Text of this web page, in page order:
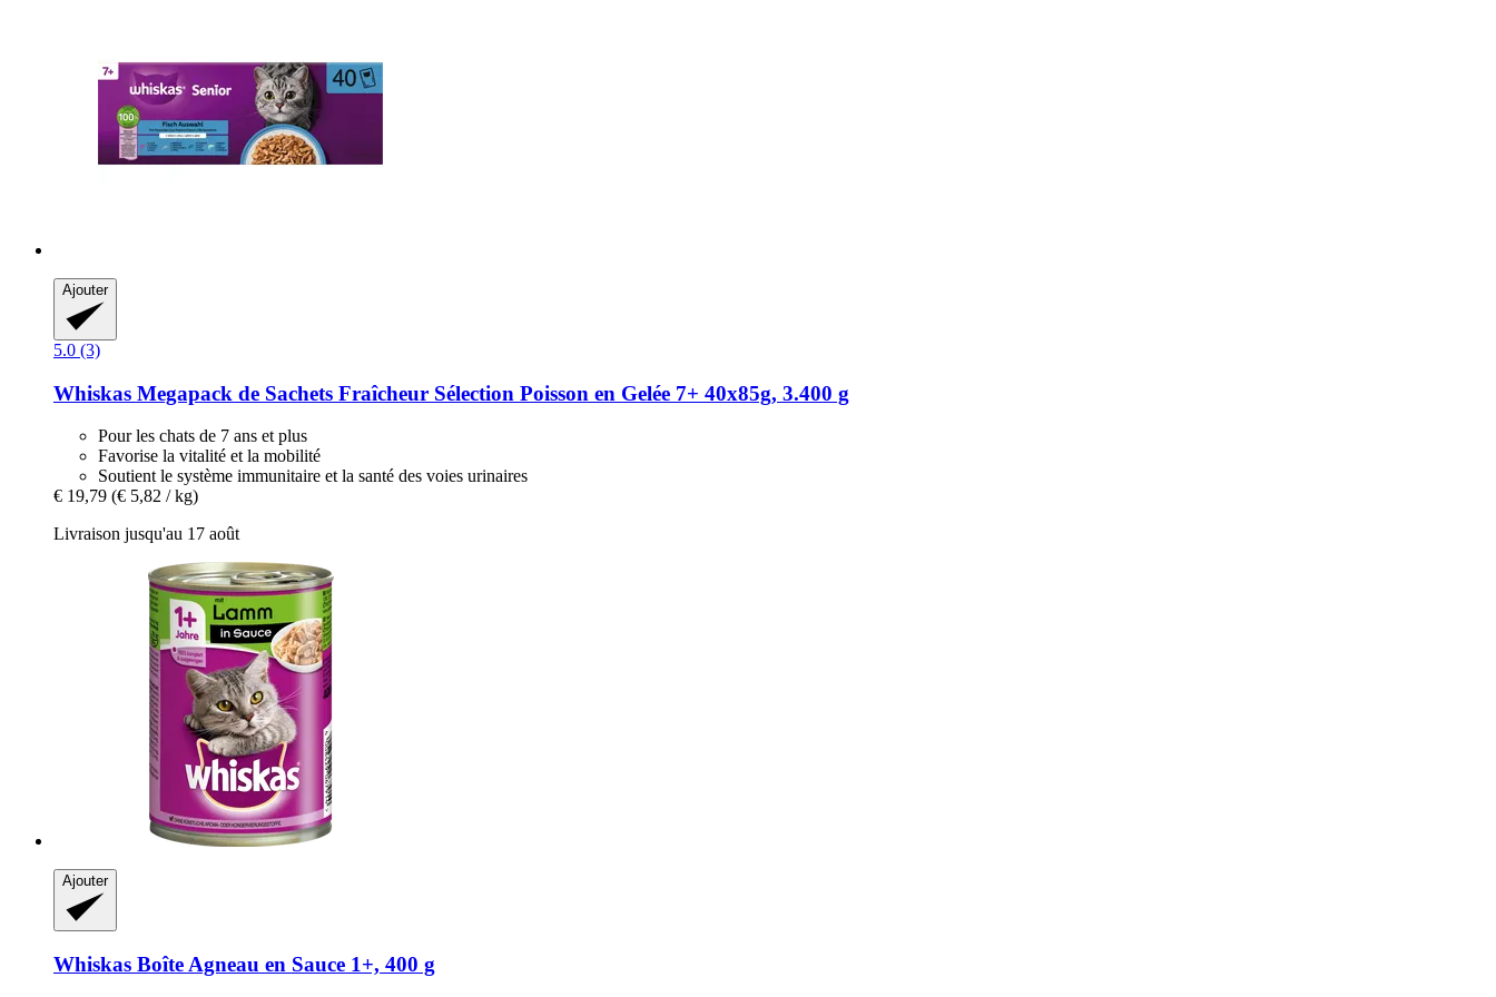
Ajouter
5.0 (3)
Whiskas Megapack de Sachets Fraîcheur Sélection Poisson en Gelée 7+ 40x85g, 3.400 g
Pour les chats de 7 ans et plus
Favorise la vitalité et la mobilité
Soutient le système immunitaire et la santé des voies urinaires
€ 19,79 (€ 5,82 / kg)
Livraison jusqu'au 17 août
Ajouter
Whiskas Boîte Agneau en Sauce 1+, 400 g